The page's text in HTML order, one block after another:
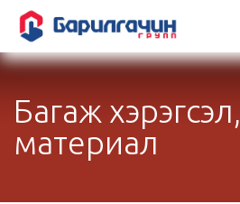
Skip to Content
Багаж хэрэгсэл,
материал